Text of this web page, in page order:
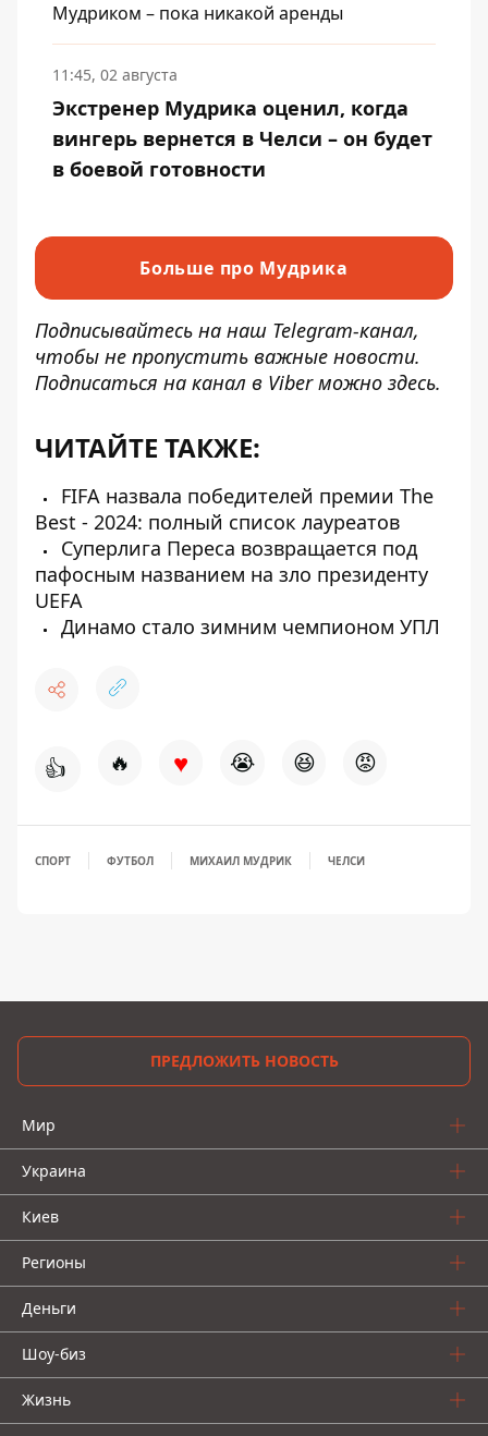
Мудриком – пока никакой аренды
11:45, 02 августа
Экстренер Мудрика оценил, когда
вингерь вернется в Челси – он будет
в боевой готовности
Больше про Мудрика
Подписывайтесь на наш Telegram-канал,
чтобы не пропустить важные новости.
Подписаться на канал в Viber можно здесь.
ЧИТАЙТЕ ТАКЖЕ:
FIFA назвала победителей премии Тhe
Best - 2024: полный список лауреатов
Суперлига Переса возвращается под
пафосным названием на зло президенту
UEFA
Динамо стало зимним чемпионом УПЛ
👍 🔥 ♥ 😭 😆 😡
СПОРТ ФУТБОЛ МИХАИЛ МУДРИК ЧЕЛСИ
ПРЕДЛОЖИТЬ НОВОСТЬ
Мир
Украина
Киев
Регионы
Деньги
Шоу-биз
Жизнь